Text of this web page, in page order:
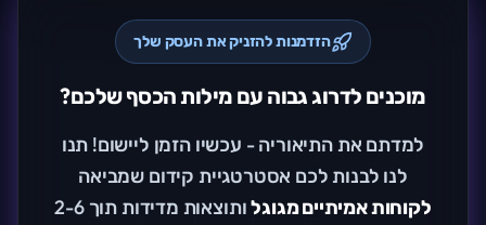
הזדמנות להזניק את העסק שלך
מוכנים לדרוג גבוה עם מילות הכסף שלכם?
למדתם את התיאוריה - עכשיו הזמן ליישום! תנו
לנו לבנות לכם אסטרטגיית קידום שמביאה
לקוחות אמיתיים מגוגל
ותוצאות מדידות תוך 2-6